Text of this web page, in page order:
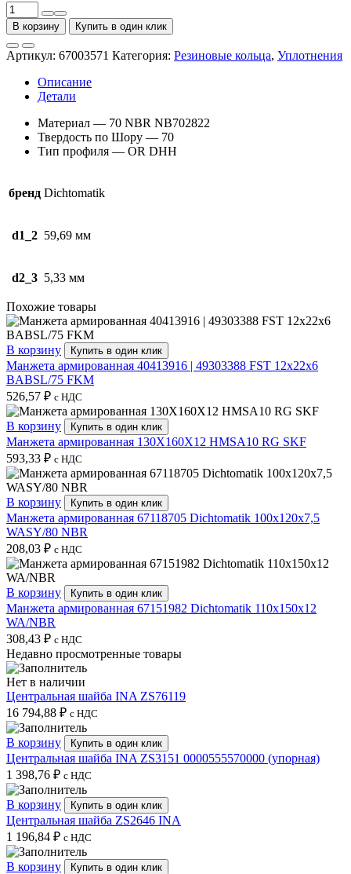
Количество
товара
Кольцо
круглого
сечения
67003571
Dichtomatik
59,69x5,33
OR/70
NBR
В корзину Купить в один клик
Артикул: 67003571 Категория: Резиновые кольца, Уплотнения
Описание
Детали
Материал — 70 NBR NB702822
Твердость по Шору — 70
Тип профиля — OR DHH
бренд Dichtomatik
d1_2 59,69 мм
d2_3 5,33 мм
Похожие товары
В корзину Купить в один клик
Манжета армированная 40413916 | 49303388 FST 12x22x6
BABSL/75 FKM
526,57 ₽ с НДС
В корзину Купить в один клик
Манжета армированная 130X160X12 HMSA10 RG SKF
593,33 ₽ с НДС
В корзину Купить в один клик
Манжета армированная 67118705 Dichtomatik 100x120x7,5
WASY/80 NBR
208,03 ₽ с НДС
В корзину Купить в один клик
Манжета армированная 67151982 Dichtomatik 110x150x12
WA/NBR
308,43 ₽ с НДС
Недавно просмотренные товары
Нет в наличии
Центральная шайба INA ZS76119
16 794,88 ₽ с НДС
В корзину Купить в один клик
Центральная шайба INA ZS3151 0000555570000 (упорная)
1 398,76 ₽ с НДС
В корзину Купить в один клик
Центральная шайба ZS2646 INA
1 196,84 ₽ с НДС
В корзину Купить в один клик